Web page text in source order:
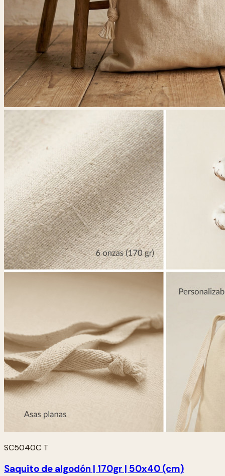
SC5040C T
Saquito de algodón | 170gr | 50x40 (cm)